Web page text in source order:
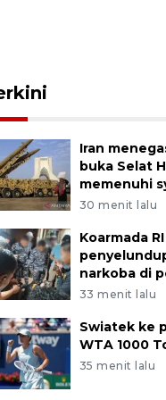
Iran
buka Selat
memenuhi
30 menit lalu
Koarmada
narkoba di
33 menit lalu
Swiatek ke
WTA 1000
35 menit lalu